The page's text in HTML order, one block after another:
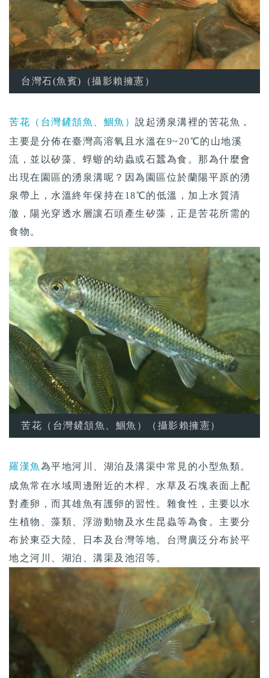
台灣石(魚賓)（攝影賴擁憲）
苦花（台灣鏟頷魚、鯝魚） 說起湧泉溝裡的苦花魚，
主要是分佈在臺灣高溶氧且水溫在9~20℃的山地溪
流，並以矽藻、蜉蝣的幼蟲或石蠶為食。那為什麼會
出現在園區的湧泉溝呢？因為園區位於蘭陽平原的湧
泉帶上，水溫終年保持在18℃的低溫，加上水質清
澈，陽光穿透水層讓石頭產生矽藻，正是苦花所需的
食物。
苦花（台灣鏟頷魚、鯝魚）（攝影賴擁憲）
羅漢魚為平地河川、湖泊及溝渠中常見的小型魚類。
成魚常在水域周邊附近的木桿、水草及石塊表面上配
對產卵，而其雄魚有護卵的習性。雜食性，主要以水
生植物、藻類、浮游動物及水生昆蟲等為食。主要分
布於東亞大陸、日本及台灣等地。台灣廣泛分布於平
地之河川、湖泊、溝渠及池沼等。